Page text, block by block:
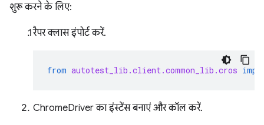
शुरू करने के लिए:
रैपर क्लास इंपोर्ट करें.
from autotest_lib.client.common_lib.cros
ChromeDriver का इंस्टेंस बनाएं और कॉल करें.